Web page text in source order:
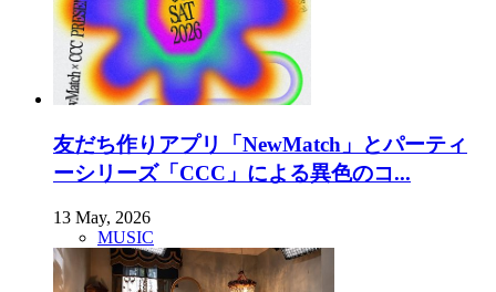
友だち作りアプリ「NewMatch」とパーティ
ーシリーズ「CCC」による異色のコ...
13 May, 2026
MUSIC